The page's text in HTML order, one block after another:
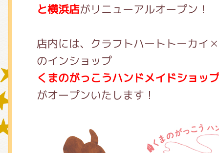
と横浜店がリニューアルオープン！
店内には、クラフトハートトーカイ
のインショップ
くまのがっこうハンドメイドショッ
がオープンいたします！
ミュージカル・コンサート